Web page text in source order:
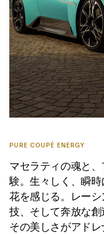
PURE COUPÉ ENERGY
マセラティの魂と
験。生々しく、瞬
花を感じる。レー
技、そして奔放な創
その美しさがアド